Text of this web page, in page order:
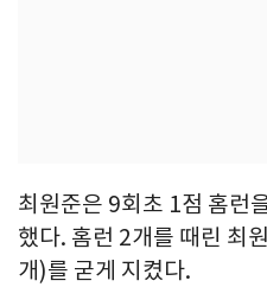
최원준은 9회초 1점 홈런
했다. 홈런 2개를 때린 최
개)를 굳게 지켰다.